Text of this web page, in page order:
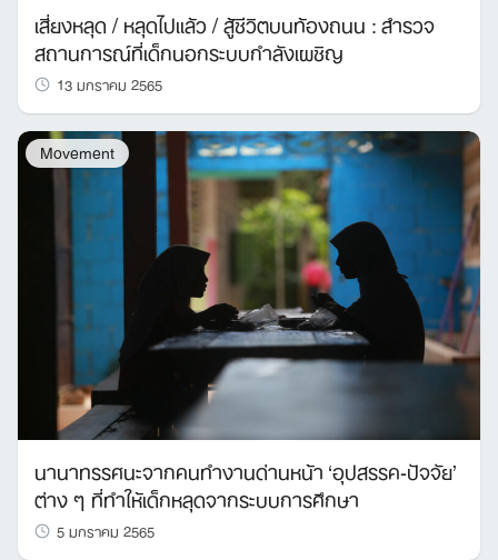
เสี่ยงหลุด / หลุดไปแล้ว / สู้ชีวิตบนท้องถนน : สำรวจ
สถานการณ์ที่เด็กนอกระบบกำลังเผชิญ
13 มกราคม 2565
Movement
นานาทรรศนะจากคนทำงานด่านหน้า ‘อุปสรรค-ปัจจัย’
ต่าง ๆ ที่ทำให้เด็กหลุดจากระบบการศึกษา
5 มกราคม 2565